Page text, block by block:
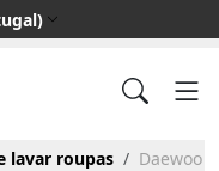
lavar roupas Daewoo